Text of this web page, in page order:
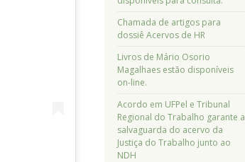
Chamada de artigos para
dossiê Acervos de HR
Livros de Mário Osorio
Magalhaes estão disponíveis
on-line.
Acordo em UFPel e Tribunal
Regional do Trabalho garante a
salvaguarda do acervo da
Justiça do Trabalho junto ao
NDH